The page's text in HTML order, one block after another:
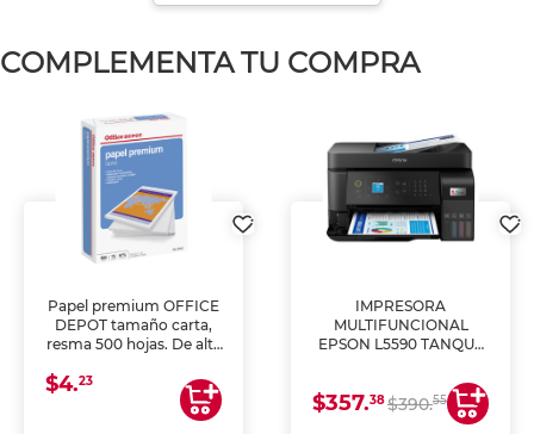
COMPLEMENTA TU COMPRA
Papel premium OFFICE
DEPOT tamaño carta,
resma 500 hojas. De alta
uniforme, ideal para
impresoras de inyección
de tinta y láser,
$4.23
IMPRESORA
MULTIFUNCIONAL
EPSON L5590 TANQUE
COPIA Y ESCANEA)
$357.38$390.55